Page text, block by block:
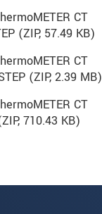
CT
(ZIP, 57.49 KB)
CT
(ZIP, 2.39 MB)
CT
ZIP, 710.43 KB)